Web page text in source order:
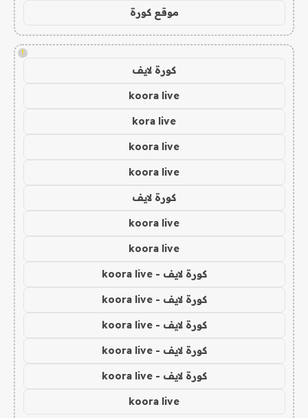
موقع كورة
!
كورة لايف
koora live
kora live
koora live
koora live
كورة لايف
koora live
koora live
كورة لايف - koora live
كورة لايف - koora live
كورة لايف - koora live
كورة لايف - koora live
كورة لايف - koora live
koora live